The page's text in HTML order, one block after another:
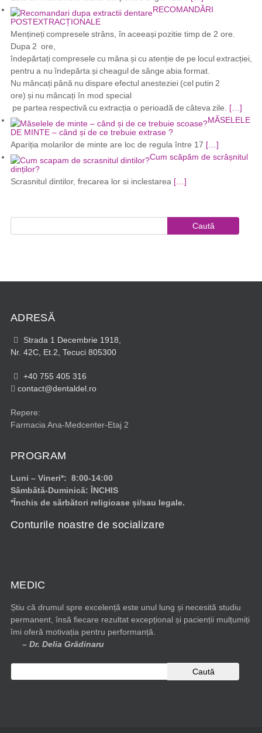
RECOMANDĂRI
POSTEXTRACȚIONALE
Mențineți compresele strâns, în aceeași pozitie timp de 2 ore.
Dupa 2 ore,
îndepărtați compresele cu mâna și cu atenție de pe locul extracției,
pentru a nu îndepărta și cheagul de sânge abia format.
Nu mâncați până nu dispare efectul anesteziei (cel putin 2
ore) și nu mâncați în mod special
pe partea respectivă cu extracția o perioadă de câteva zile.
[…]
MĂSELELE
DE MINTE – când și de ce trebuie extrase ?
Apariția molarilor de minte are loc de regula între 17 […]
Cum scăpăm de scrâșnitul
dinților?
Scrasnitul dintilor, frecarea lor si inclestarea […]
ADRESĂ
Strada 1 Decembrie 1918,
Nr. 42C, Et.2, Tecuci 805300
+40 755 405 316
contact@dentaldel.ro
Repere:
Farmacia Ana-Medcenter-Etaj 2
PROGRAM
Luni – Vineri*: 8:00-14:00
Sâmbătă-Duminică: ÎNCHIS
*Închis de sărbători religioase și/sau legale.
Conturile noastre de socializare
MEDIC
Știu că drumul spre excelență este unul lung și necesită studiu
permanent, însă fiecare rezultat excepțional și pacienții mulțumiți
îmi oferă motivația pentru performanță.
– Dr. Delia Grădinaru